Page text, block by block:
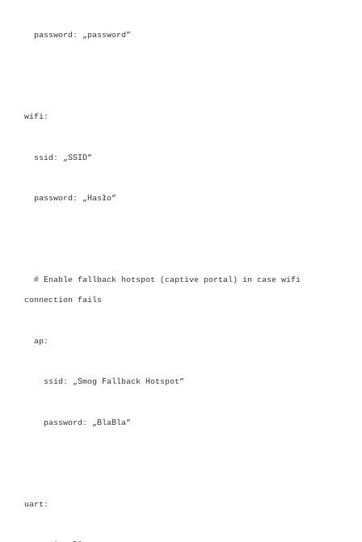
password: „password”
wifi:
ssid: „SSID”
password: „Hasło”
# Enable fallback hotspot (captive portal) in case wifi
connection fails
ap:
ssid: „Smog Fallback Hotspot”
password: „BlaBla”
uart: